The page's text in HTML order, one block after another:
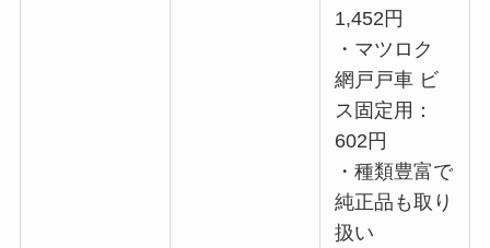
1,452円
・マツロク
網戸戸車 ビ
ス固定用：
602円
・種類豊富で
純正品も取り
扱い